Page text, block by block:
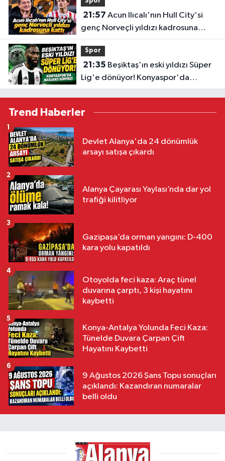
oldu
21:57
genç Norveçli yıldızı kadrosuna
kattı
Spor
21:35
Lig'e dönüyor! Konyaspor'da
Masuaku sürprizi
Trend Haberler
Devlet Alanya'da 24 dönümlük
arsayı satışa çıkardı
1
Alanya Çayarası Yaylası’nda dar yol
trafiği kilitliyor
2
Gazipaşa’da orman yangını: D-400
kara yolu kapatıldı
3
Otoyolda feci kaza: Araç tünel
duvarına çarptı, 3 kişi hayatını
kaybetti
4
Konya-Antalya Yolunda Feci Kaza:
Tünelde Duvara Çarpan Çift
Hayatını Kaybetti
5
9 Ağustos 2026 Şans Topu sonuçları
açıklandı: Kazandıran numaralar
belli oldu
6